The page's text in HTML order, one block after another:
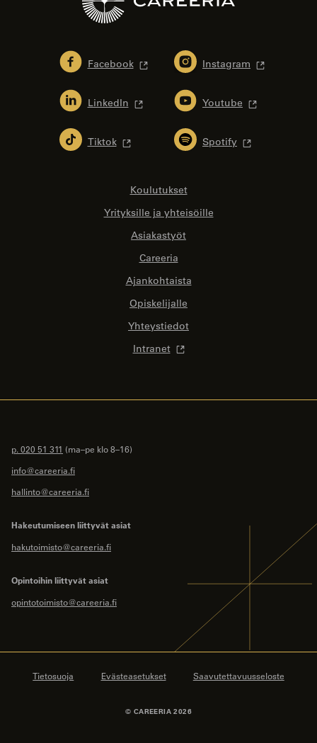
Facebook Instagram
LinkedIn Youtube
Tiktok Spotify
Koulutukset
Yrityksille ja yhteisöille
Asiakastyöt
Careeria
Ajankohtaista
Opiskelijalle
Yhteystiedot
Intranet
p. 020 51 311 (ma–pe klo 8–16)
info@careeria.fi
hallinto@careeria.fi
Hakeutumiseen liittyvät asiat
hakutoimisto@careeria.fi
Opintoihin liittyvät asiat
opintotoimisto@careeria.fi
© CAREERIA 2026
Tietosuoja Evästeasetukset Saavutettavuusseloste